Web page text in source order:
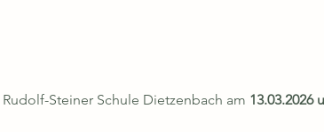
Steiner Schule Dietzenbach am 13.03.2026